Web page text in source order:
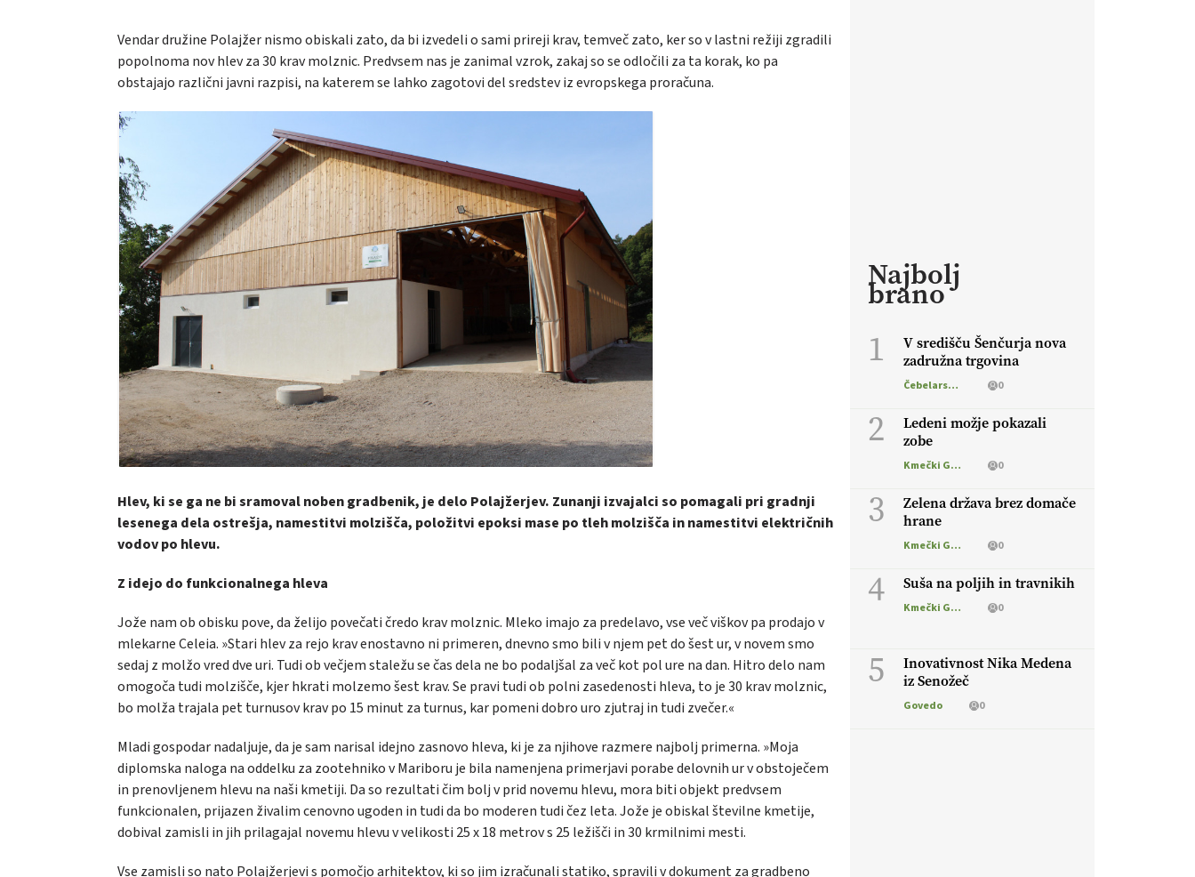
Vendar družine Polajžer nismo obiskali zato, da bi izvedeli o sami prireji krav, temveč zato, ker so v lastni režiji zgradili
popolnoma nov hlev za 30 krav molznic. Predvsem nas je zanimal vzrok, zakaj so se odločili za ta korak, ko pa
obstajajo različni javni razpisi, na katerem se lahko zagotovi del sredstev iz evropskega proračuna.
Hlev, ki se ga ne bi sramoval noben gradbenik, je delo Polajžerjev. Zunanji izvajalci so pomagali pri gradnji
lesenega dela ostrešja, namestitvi molzišča, položitvi epoksi mase po tleh molzišča in namestitvi električnih
vodov po hlevu.
Z idejo do funkcionalnega hleva
Jože nam ob obisku pove, da želijo povečati čredo krav molznic. Mleko imajo za predelavo, vse več viškov pa prodajo v
mlekarne Celeia. »Stari hlev za rejo krav enostavno ni primeren, dnevno smo bili v njem pet do šest ur, v novem smo
sedaj z molžo vred dve uri. Tudi ob večjem staležu se čas dela ne bo podaljšal za več kot pol ure na dan. Hitro delo nam
omogoča tudi molzišče, kjer hkrati molzemo šest krav. Se pravi tudi ob polni zasedenosti hleva, to je 30 krav molznic,
bo molža trajala pet turnusov krav po 15 minut za turnus, kar pomeni dobro uro zjutraj in tudi zvečer.«
Mladi gospodar nadaljuje, da je sam narisal idejno zasnovo hleva, ki je za njihove razmere najbolj primerna. »Moja
diplomska naloga na oddelku za zootehniko v Mariboru je bila namenjena primerjavi porabe delovnih ur v obstoječem
in prenovljenem hlevu na naši kmetiji. Da so rezultati čim bolj v prid novemu hlevu, mora biti objekt predvsem
funkcionalen, prijazen živalim cenovno ugoden in tudi da bo moderen tudi čez leta. Jože je obiskal številne kmetije,
dobival zamisli in jih prilagajal novemu hlevu v velikosti 25 x 18 metrov s 25 ležišči in 30 krmilnimi mesti.
Vse zamisli so nato Polajžerjevi s pomočjo arhitektov, ki so jim izračunali statiko, spravili v dokument za gradbeno
Najbolj
brano
1
V središču Šenčurja nova
zadružna trgovina
Čebelarstvo 0
2
Ledeni možje pokazali
zobe
Kmečki Glas 0
3
Zelena država brez domače
hrane
Kmečki Glas 0
4 Suša na poljih in travnikih
Kmečki Glas 0
5
Inovativnost Nika Medena
iz Senožeč
Govedo 0